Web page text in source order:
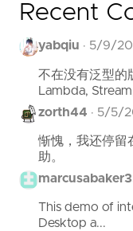
Recent
yabqiu · 5/9/
不在没有泛型的
Lambda,
zorth44 · 5/5/
惭愧，我还停留
助。
This demo of
Desktop a...